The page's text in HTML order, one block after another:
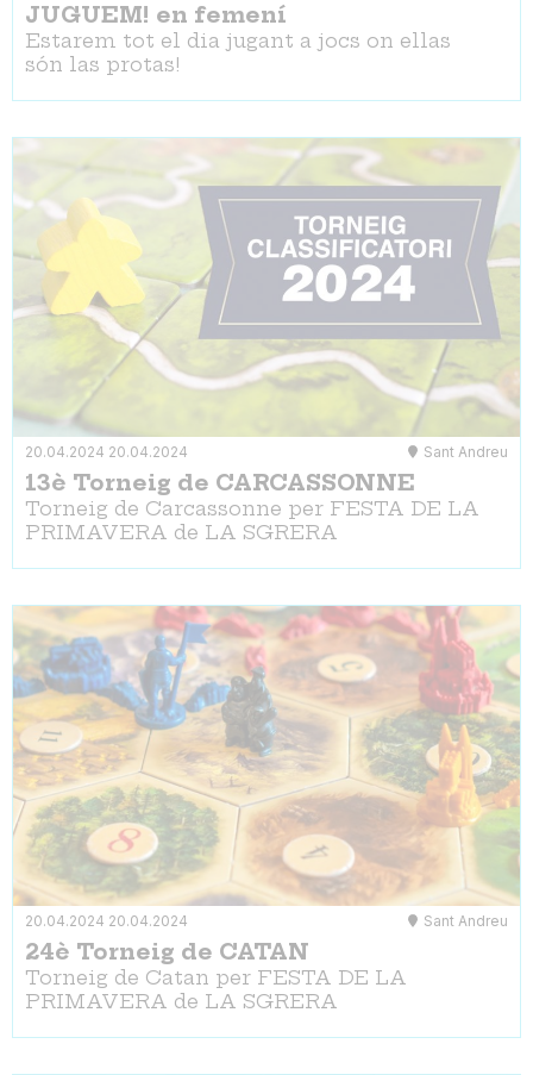
JUGUEM! en femení
Estarem tot el dia jugant a jocs on ellas
són las protas!
20.04.2024 20.04.2024 Sant Andreu
13è Torneig de CARCASSONNE
Torneig de Carcassonne per FESTA DE LA
PRIMAVERA de LA SGRERA
20.04.2024 20.04.2024 Sant Andreu
24è Torneig de CATAN
Torneig de Catan per FESTA DE LA
PRIMAVERA de LA SGRERA